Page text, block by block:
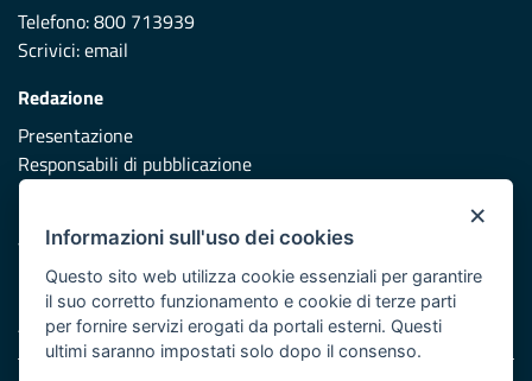
Telefono: 800 713939
Scrivici:email
Redazione
Presentazione
Responsabili di pubblicazione
Vai al sito di Protezione Civile Puglia
Iniziativa finanziata con risorse del POR Puglia 2014/2020 -
Asse XI
×
Informazioni sull'uso dei cookies
Questo sito web utilizza cookie essenziali per garantire
il suo corretto funzionamento e cookie di terze parti
per fornire servizi erogati da portali esterni. Questi
ultimi saranno impostati solo dopo il consenso.